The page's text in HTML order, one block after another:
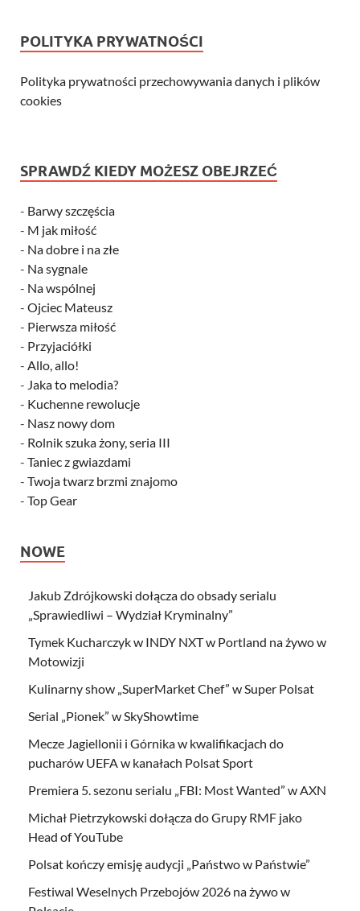
POLITYKA PRYWATNOŚCI
Polityka prywatności przechowywania danych i plików
cookies
SPRAWDŹ KIEDY MOŻESZ OBEJRZEĆ
- Barwy szczęścia
- M jak miłość
- Na dobre i na złe
- Na sygnale
- Na wspólnej
- Ojciec Mateusz
- Pierwsza miłość
- Przyjaciółki
- Allo, allo!
- Jaka to melodia?
- Kuchenne rewolucje
- Nasz nowy dom
- Rolnik szuka żony, seria III
- Taniec z gwiazdami
- Twoja twarz brzmi znajomo
- Top Gear
NOWE
Jakub Zdrójkowski dołącza do obsady serialu
„Sprawiedliwi – Wydział Kryminalny”
Tymek Kucharczyk w INDY NXT w Portland na żywo w
Motowizji
Kulinarny show „SuperMarket Chef” w Super Polsat
Serial „Pionek” w SkyShowtime
Mecze Jagiellonii i Górnika w kwalifikacjach do
pucharów UEFA w kanałach Polsat Sport
Premiera 5. sezonu serialu „FBI: Most Wanted” w AXN
Michał Pietrzykowski dołącza do Grupy RMF jako
Head of YouTube
Polsat kończy emisję audycji „Państwo w Państwie”
Festiwal Weselnych Przebojów 2026 na żywo w